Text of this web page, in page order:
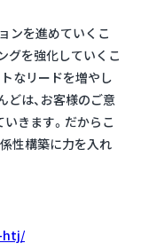
ンを進めていくこ
グを強化していくこ
なリードを増やし
どは、お客様のご意
きます。だからこ
性構築に力を入れ
htj/